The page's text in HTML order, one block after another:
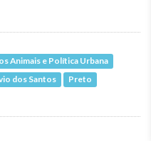
Animais e Política Urbana
dos Santos
Preto